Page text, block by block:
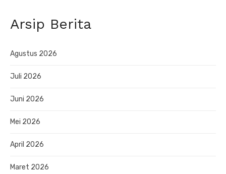
Arsip Berita
Agustus 2026
Juli 2026
Juni 2026
Mei 2026
April 2026
Maret 2026